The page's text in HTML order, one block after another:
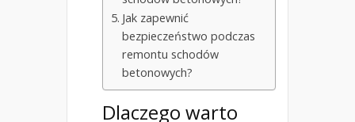
Jak zapewnić
bezpieczeństwo podczas
remontu schodów
betonowych?
Dlaczego warto